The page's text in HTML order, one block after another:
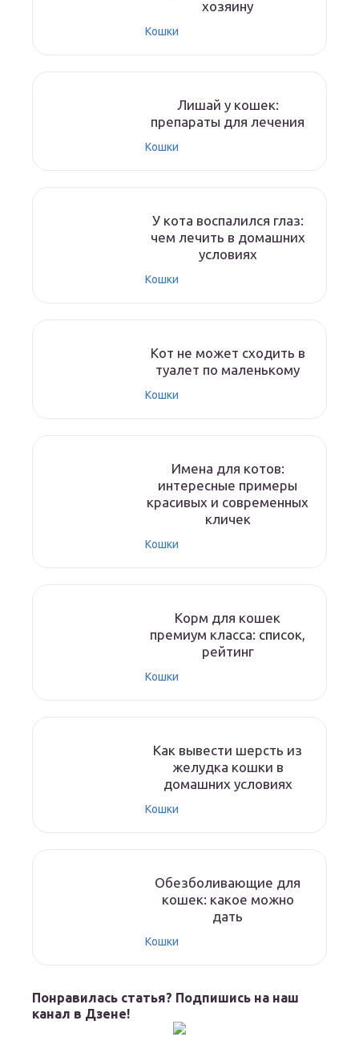
хозяину
Кошки
Лишай у кошек:
препараты для лечения
Кошки
У кота воспалился глаз:
чем лечить в домашних
условиях
Кошки
Кот не может сходить в
туалет по маленькому
Кошки
Имена для котов:
интересные примеры
красивых и современных
кличек
Кошки
Корм для кошек
премиум класса: список,
рейтинг
Кошки
Как вывести шерсть из
желудка кошки в
домашних условиях
Кошки
Обезболивающие для
кошек: какое можно
дать
Кошки
Понравилась статья? Подпишись на наш
канал в Дзене!